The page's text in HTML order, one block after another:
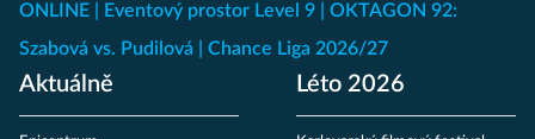
ONLINE
Eventový prostor Level 9
OKTAGON 92:
Szabová vs. Pudilová
Chance Liga 2026/27
Aktuálně Léto 2026